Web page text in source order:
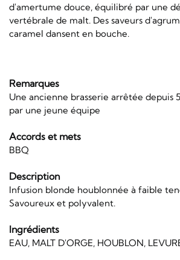
d'amertume douce, équilibré par une
vertébrale de malt. Des saveurs
caramel dansent en bouche.
Remarques
Une ancienne brasserie arrêtée depuis
par une jeune équipe
Accords et mets
BBQ
Description
Infusion blonde houblonnée à faible
Savoureux et polyvalent.
Ingrédients
EAU, MALT D'ORGE, HOUBLON,